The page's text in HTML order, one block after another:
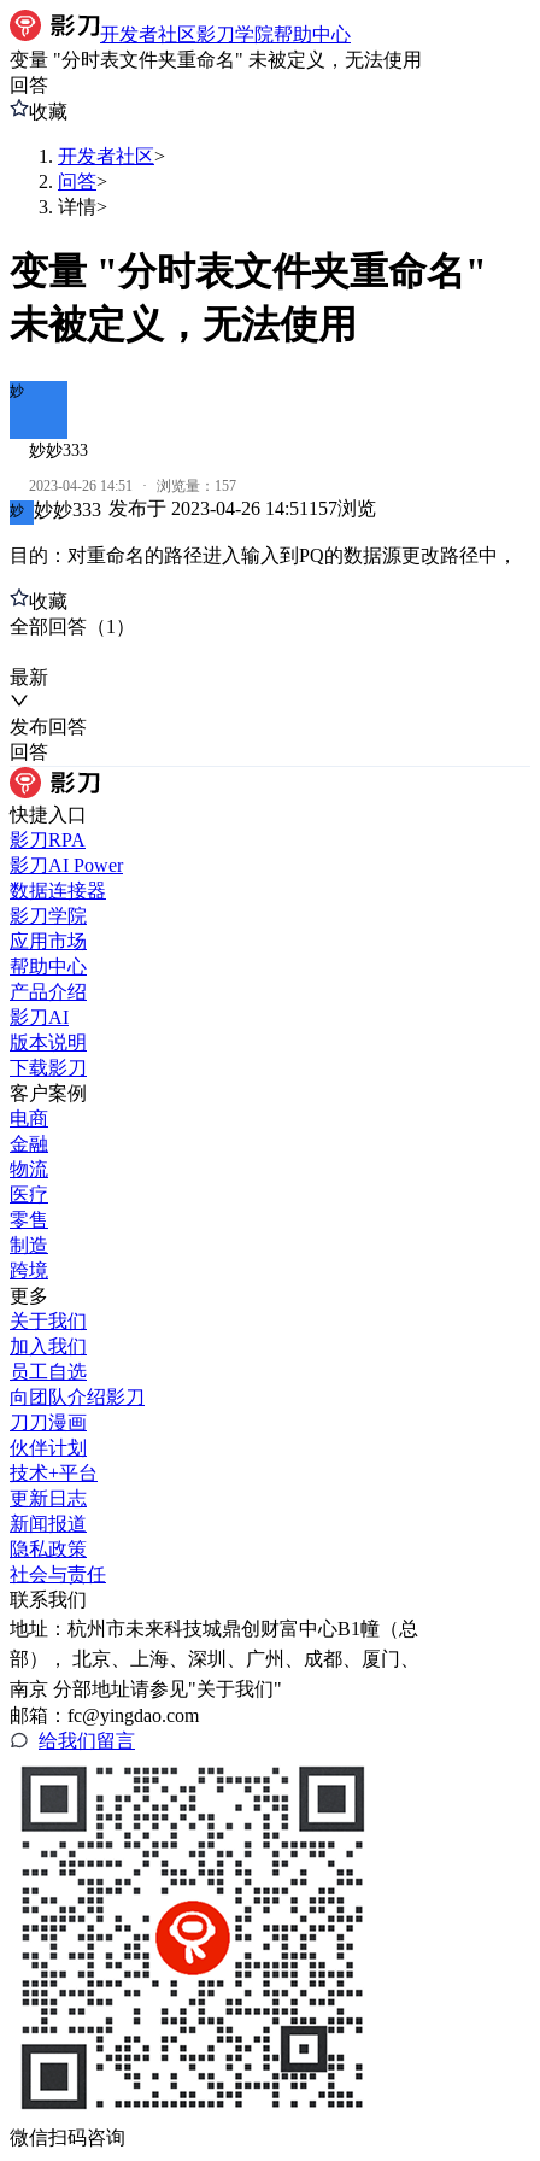
开发者社区影刀学院帮助中心
变量 "分时表文件夹重命名" 未被定义，无法使用
回答
收藏
开发者社区>
问答>
详情>
变量 "分时表文件夹重命名"
未被定义，无法使用
妙
妙妙333
2023-04-26 14:51 · 浏览量： 157
妙 妙妙333 发布于 2023-04-26 14:51 157浏览
目的：对重命名的路径进入输入到PQ的数据源更改路径中，
收藏
全部回答 （1 ）
最新
发布回答
回答
快捷入口
影刀RPA
影刀AI Power
数据连接器
影刀学院
应用市场
帮助中心
产品介绍
影刀AI
版本说明
下载影刀
客户案例
电商
金融
物流
医疗
零售
制造
跨境
更多
关于我们
加入我们
员工自选
向团队介绍影刀
刀刀漫画
伙伴计划
技术+平台
更新日志
新闻报道
隐私政策
社会与责任
联系我们
地址： 杭州市未来科技城鼎创财富中心B1幢（总
部）， 北京、上海、深圳、广州、成都、厦门、
南京 分部地址请参见"关于我们"
邮箱：fc@yingdao.com
给我们留言
微信扫码咨询